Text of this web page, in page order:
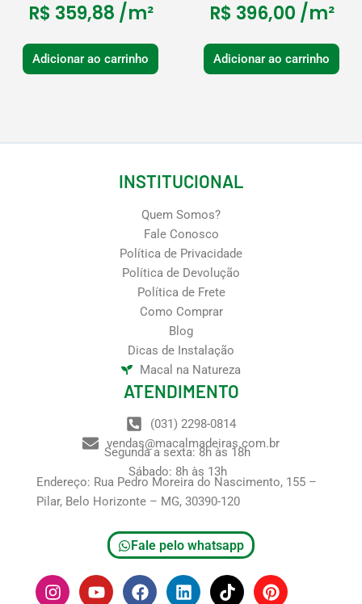
R$ 359,88 /m²
Adicionar ao carrinho
R$ 396,00 /m²
Adicionar ao carrinho
INSTITUCIONAL
Quem Somos?
Fale Conosco
Política de Privacidade
Política de Devolução
Política de Frete
Como Comprar
Blog
Dicas de Instalação
Macal na Natureza
ATENDIMENTO
(031) 2298-0814
vendas@macalmadeiras.com.br
Segunda a sexta: 8h às 18h
Sábado: 8h às 13h
Endereço: Rua Pedro Moreira do Nascimento, 155 –
Pilar, Belo Horizonte – MG, 30390-120
Fale pelo whatsapp
I
n
Y
o
F
a
L
i
T
i
P
i